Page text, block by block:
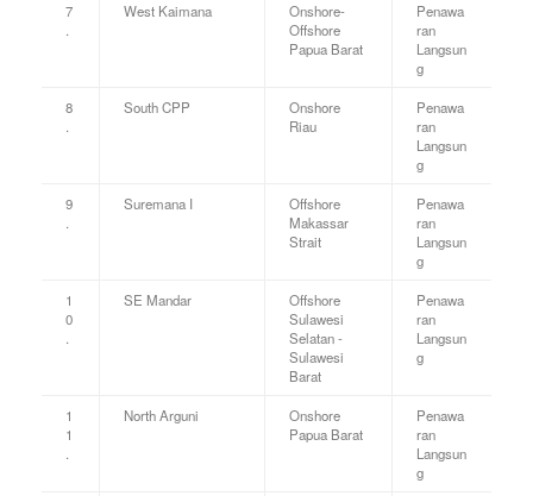
7
.
West Kaimana
Onshore-
Offshore
Papua Barat
Penawa
ran
Langsun
g
8
.
South CPP
Onshore
Riau
Penawa
ran
Langsun
g
9
.
Suremana I
Offshore
Makassar
Strait
Penawa
ran
Langsun
g
1
0
.
SE Mandar
Offshore
Sulawesi
Selatan -
Sulawesi
Barat
Penawa
ran
Langsun
g
1
1
.
North Arguni
Onshore
Papua Barat
Penawa
ran
Langsun
g